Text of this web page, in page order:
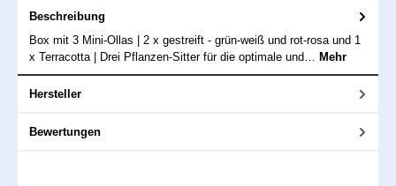
Beschreibung
Box mit 3 Mini-Ollas | 2 x gestreift - grün-weiß und rot-rosa und 1
x Terracotta | Drei Pflanzen-Sitter für die optimale und… Mehr
Hersteller
Bewertungen